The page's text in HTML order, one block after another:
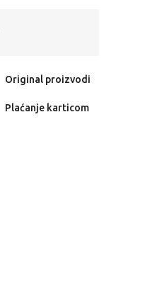
Original proizvodi
Plaćanje karticom